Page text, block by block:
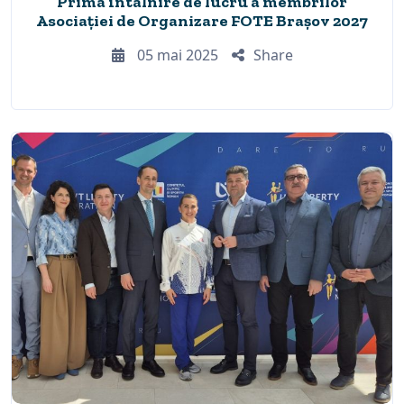
Asociației de Organizare FOTE Brașov 2027
05 mai 2025
Share